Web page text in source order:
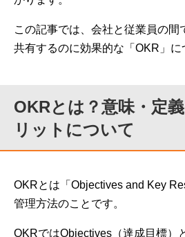
この記事では、会社と従業員の間
共有するのに効果的な「OKR」に
OKRとは？意味・定
リットについて
OKRとは「Objectives and Key
管理方法のことです。
OKRではObjectives（達成目標）